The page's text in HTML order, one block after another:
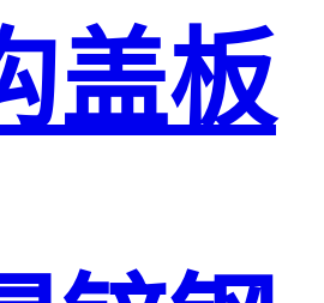
盖板